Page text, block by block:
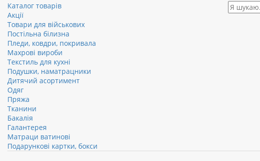
Каталог товарів
Акції
Товари для військових
Постільна білизна
Пледи, ковдри, покривала
Махрові вироби
Текстиль для кухні
Подушки, наматрацники
Дитячий асортимент
Одяг
Пряжа
Тканини
Бакалія
Галантерея
Матраци ватинові
Подарункові картки, бокси